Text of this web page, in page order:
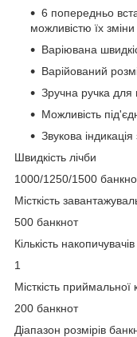
6 попередньо
можливістю їх зміни
Варіювана
Варійований
Зручна ручка для
Можливість
Звукова
Швидкість лічби
1000/1250/1500
Місткість
500 банкнот
Кількість накопичувачів
1
Місткість приймальної
200 банкнот
Діапазон розмірів